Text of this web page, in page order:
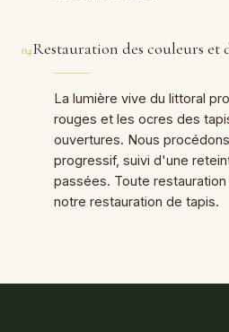
04Restauration des couleurs et
La lumière vive du littoral
rouges et les ocres des
ouvertures. Nous
progressif, suivi d'une
passées. Toute
notre restauration de tapis.